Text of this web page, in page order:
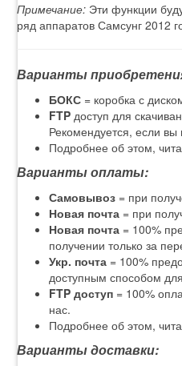
Примечание: Эти функции
ряд аппаратов Самсунг 2012
Варианты
БОКС = коробка с
FTP доступ для
Рекомендуется, если вы
Подробнее об этом,
Варианты оплаты:
Самовывоз = при
Новая почта = при
Новая почта = 100%
получении только за
Укр. почта = 100%
доступным способом
FTP доступ = 100%
нас.
Подробнее об этом,
Варианты доставки: